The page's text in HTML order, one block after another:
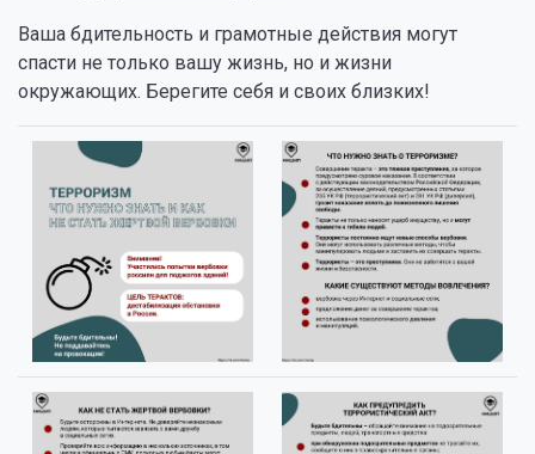
Ваша бдительность и грамотные действия могут
спасти не только вашу жизнь, но и жизни
окружающих. Берегите себя и своих близких!